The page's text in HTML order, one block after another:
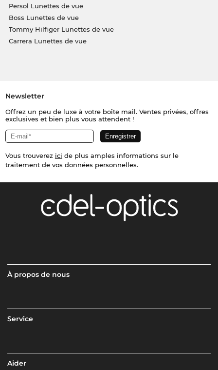
Persol Lunettes de vue
Boss Lunettes de vue
Tommy Hilfiger Lunettes de vue
Carrera Lunettes de vue
Newsletter
Offrez un peu de luxe à votre boîte mail. Ventes privées, offres
exclusives et bien plus vous attendent !
Vous trouverez ici de plus amples informations sur le
traitement de vos données personnelles.
À propos de nous
Service
Aider